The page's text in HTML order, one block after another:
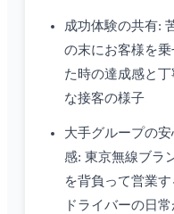
成功体験の共有:
の末にお客様を乗
た時の達成感と丁
な接客の様子
大手グループの安
感: 東京無線ブラ
を背負って営業す
ドライバーの日